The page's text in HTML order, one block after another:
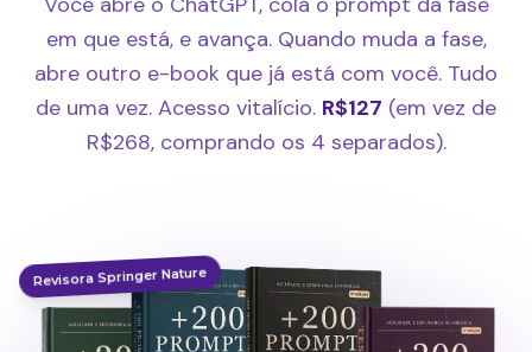
em que está, e avança. Quando muda a fase,
abre outro e-book que já está com você. Tudo
de uma vez. Acesso vitalício. R$127 (em vez de
R$268, comprando os 4 separados).
Revisora Springer Nature